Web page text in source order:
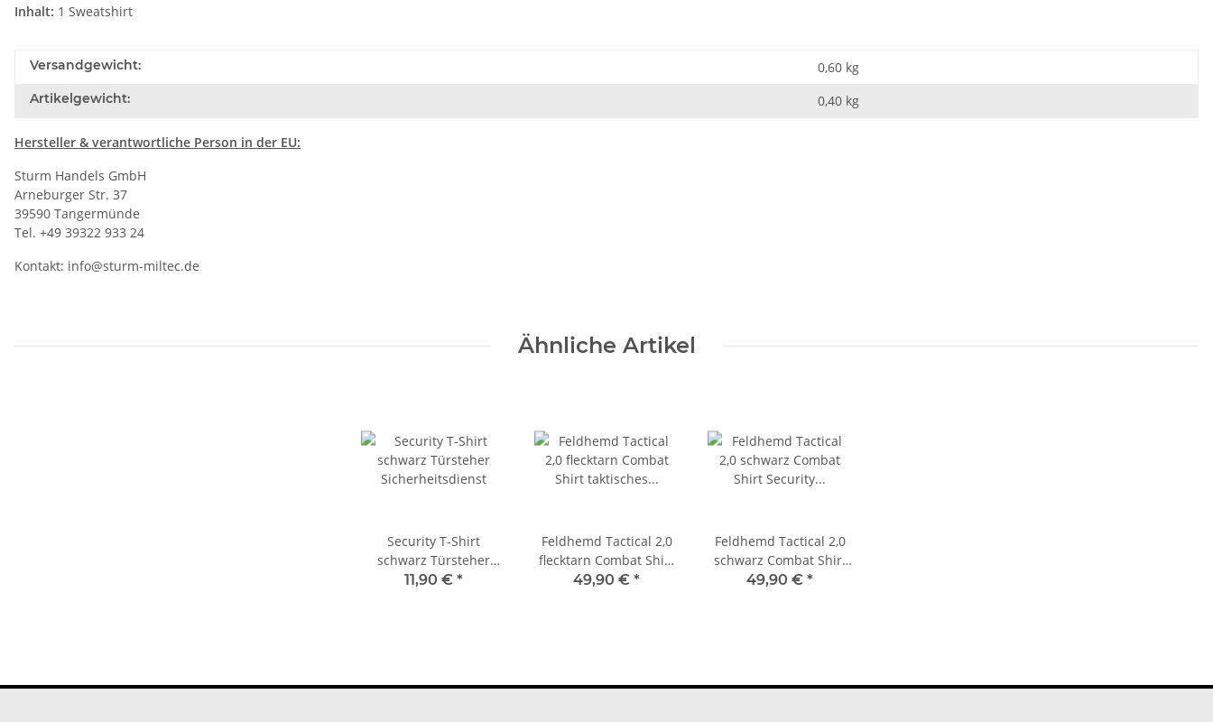
Inhalt: 1 Sweatshirt
Versandgewicht: 0,60 kg
Artikelgewicht: 0,40 kg
Hersteller & verantwortliche Person in der EU:
Sturm Handels GmbH
Arneburger Str. 37
39590 Tangermünde
Tel. +49 39322 933 24
Kontakt: info@sturm-miltec.de
Ähnliche Artikel
Security T-Shirt
schwarz Türsteher
Sicherheitsdienst
11,90 € *
Feldhemd Tactical 2,0
flecktarn Combat Shirt
taktisches Hemd Mil-
49,90 € *
Feldhemd Tactical 2,0
schwarz Combat Shirt
Security Einsatzshirt
49,90 € *